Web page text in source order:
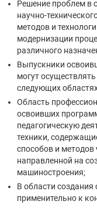
Решение проблем в
научно-
методов и
модернизации
различного
Выпускники
могут
следующих
Область
освоивших
педагогическую
техники,
способов и методов
направленной на
машиностроения;
В области создания
применительно к